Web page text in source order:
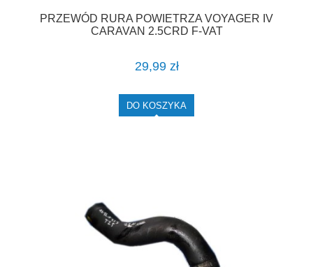
PRZEWÓD RURA POWIETRZA VOYAGER IV
CARAVAN 2.5CRD F-VAT
29,99 zł
DO KOSZYKA